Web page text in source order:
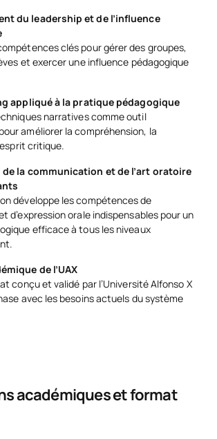
du leadership et de l’influence
clés pour gérer des groupes,
et exercer une influence pédagogique
appliqué à la pratique pédagogique
narratives comme outil
améliorer la compréhension, la
critique.
la communication et de l’art oratoire
développe les compétences de
d’expression orale indispensables pour un
efficace à tous les niveaux
de l’UAX
conçu et validé par l’Université Alfonso X
avec les besoins actuels du système
académiques et format